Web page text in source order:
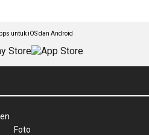
untuk iOS dan Android
Foto